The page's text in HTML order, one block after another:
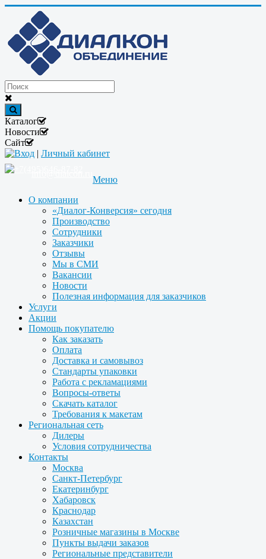
Каталог
Новости
Сайт
Вход | Личный кабинет
Меню
О компании
«Диалог-Конверсия» сегодня
Производство
Сотрудники
Заказчики
Отзывы
Мы в СМИ
Вакансии
Новости
Полезная информация для заказчиков
Услуги
Акции
Помощь покупателю
Как заказать
Оплата
Доставка и самовывоз
Стандарты упаковки
Работа с рекламациями
Вопросы-ответы
Скачать каталог
Требования к макетам
Региональная сеть
Дилеры
Условия сотрудничества
Контакты
Москва
Санкт-Петербург
Екатеринбург
Хабаровск
Краснодар
Казахстан
Розничные магазины в Москве
Пункты выдачи заказов
Региональные представители